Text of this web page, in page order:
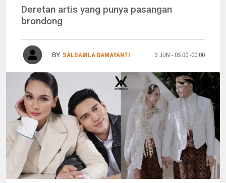
Deretan artis yang punya pasangan
brondong
BY SALSABILA DAMAYANTI 3 JUN - 05:00 -00:00